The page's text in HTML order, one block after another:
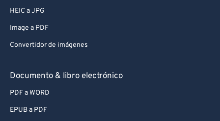
HEIC a JPG
Image a PDF
Convertidor de imágenes
Documento & libro electrónico
PDF a WORD
EPUB a PDF